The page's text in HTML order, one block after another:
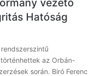
vezető
Hatóság
az Orbán-
során. Biró Ferenc